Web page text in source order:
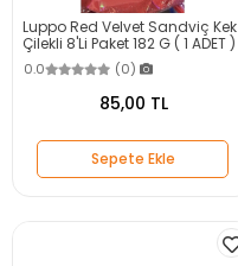
Luppo Red Velvet Sandviç Kek
Çilekli 8'Li Paket 182 G ( 1 ADET )
0.0 (0)
85,00 TL
Sepete Ekle